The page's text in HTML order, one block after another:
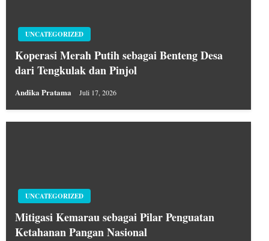
UNCATEGORIZED
Koperasi Merah Putih sebagai Benteng Desa
dari Tengkulak dan Pinjol
Andika Pratama Juli 17, 2026
UNCATEGORIZED
Mitigasi Kemarau sebagai Pilar Penguatan
Ketahanan Pangan Nasional